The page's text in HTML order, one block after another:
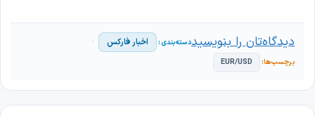
اخبار فارکس
EUR/USD
دیدگاه‌تان را بنویسید